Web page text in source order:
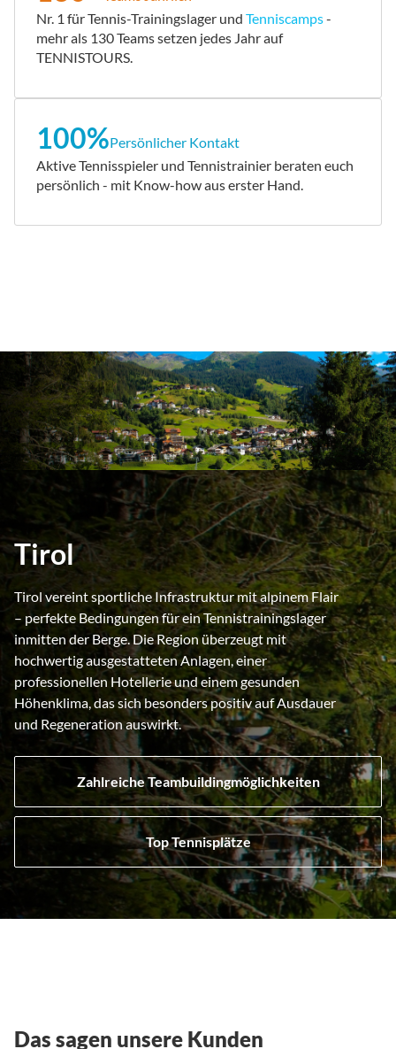
Nr. 1 für Tennis-Trainingslager und Tenniscamps-
mehr als 130 Teams setzen jedes Jahr auf
TENNISTOURS.
100%Persönlicher Kontakt
Aktive Tennisspieler und Tennistrainier beraten euch
persönlich - mit Know-how aus erster Hand.
Tirol
Tirol vereint sportliche Infrastruktur mit alpinem Flair
– perfekte Bedingungen für ein Tennistrainingslager
inmitten der Berge. Die Region überzeugt mit
hochwertig ausgestatteten Anlagen, einer
professionellen Hotellerie und einem gesunden
Höhenklima, das sich besonders positiv auf Ausdauer
und Regeneration auswirkt.
Zahlreiche Teambuildingmöglichkeiten
Top Tennisplätze
Das sagen unsere Kunden